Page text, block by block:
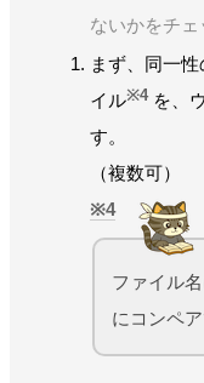
ないかをチ
まず、同一
イル※4を、
す。
（複数可）
4
ファイル
にコンペ